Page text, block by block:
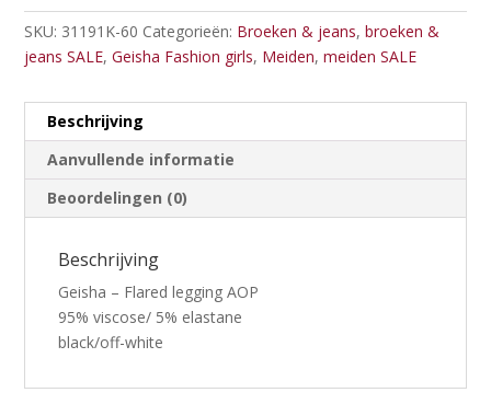
SKU: 31191K-60 Categorieën: Broeken & jeans,broeken &
jeans SALE,Geisha Fashion girls, Meiden,meiden SALE
Beschrijving
Aanvullende informatie
Beoordelingen (0)
Beschrijving
Geisha – Flared legging AOP
95% viscose/ 5% elastane
black/off-white